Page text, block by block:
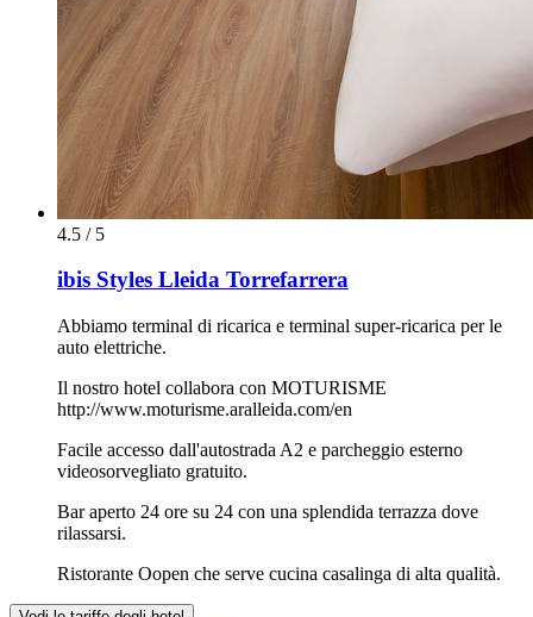
4.5 / 5
ibis Styles Lleida Torrefarrera
Abbiamo terminal di ricarica e terminal super-ricarica per le
auto elettriche.
Il nostro hotel collabora con MOTURISME
http://www.moturisme.aralleida.com/en
Facile accesso dall'autostrada A2 e parcheggio esterno
videosorvegliato gratuito.
Bar aperto 24 ore su 24 con una splendida terrazza dove
rilassarsi.
Ristorante Oopen che serve cucina casalinga di alta qualità.